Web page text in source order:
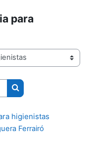
para
Buscar cursos
higienistas
Ferrairó